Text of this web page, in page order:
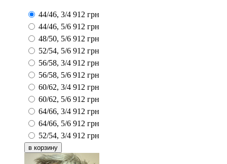
44/46, 3/4 912 грн
44/46, 5/6 912 грн
48/50, 5/6 912 грн
52/54, 5/6 912 грн
56/58, 3/4 912 грн
56/58, 5/6 912 грн
60/62, 3/4 912 грн
60/62, 5/6 912 грн
64/66, 3/4 912 грн
64/66, 5/6 912 грн
52/54, 3/4 912 грн